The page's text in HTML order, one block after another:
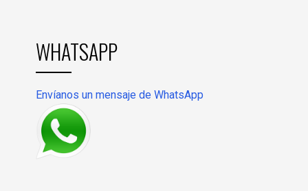
WHATSAPP
Envíanos un mensaje de WhatsApp